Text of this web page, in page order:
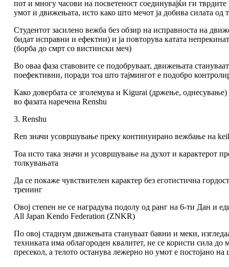
пот и многу часови на посветеност соединувајќи ги
умот и движењата, исто како што мечот ја добива силата од
Студентот засилено вежба без обзир на исправноста на
бидат исправни и ефектни) и ја повторува катата
(борба до смрт со вистински меч)
Во оваа фаза ставовите се подобруваат, движењата
поефективни, поради тоа што тајмингот е подобро
Како довербата се зголемува и Kigurai (држење, однесување)
во фазата наречена Renshu
3. Renshu
Ren значи усовршување преку континуирано вежбање на
Тоа исто така значи и усовршување на духот и карактерот
толкувањата
Да се покаже чувствителен карактер без еготистична
тренинг
Овој степен не се наградува подолу од ранг на 6-ти Дан и
All Japan Kendo Federation (ZNKR)
По овој стадиум движењата стануваат бавни и меки,
техниката има облагороден квалитет, не се користи сила
пресекол, а телото останува лежерно но умот е постојано